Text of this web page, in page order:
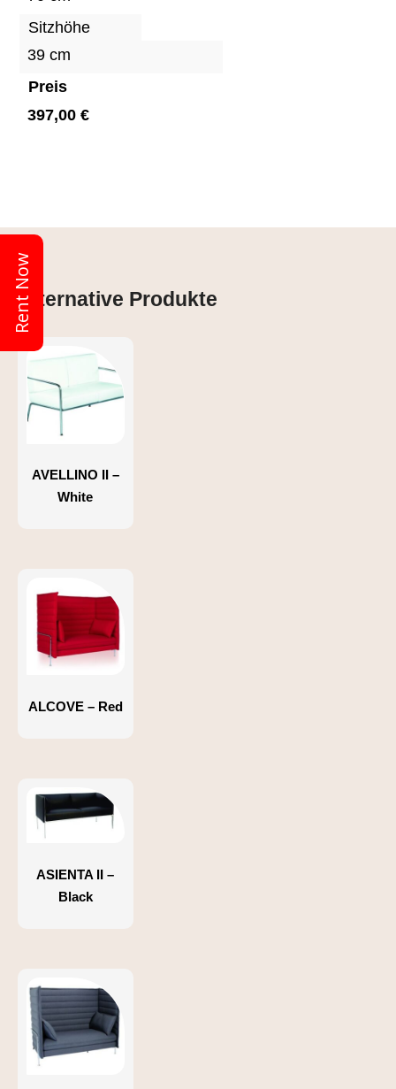
Rent Now
Sitzhöhe
39 cm
Preis
397,00 €
Alternative Produkte
AVELLINO II –
White
ALCOVE – Red
ASIENTA II –
Black